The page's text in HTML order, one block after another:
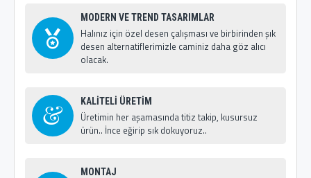
MODERN VE TREND TASARIMLAR
Halınız için özel desen çalışması ve birbirinden şık
desen alternatiflerimizle caminiz daha göz alıcı
olacak.
KALİTELİ ÜRETİM
Üretimin her aşamasında titiz takip, kusursuz
ürün.. İnce eğirip sık dokuyoruz..
MONTAJ